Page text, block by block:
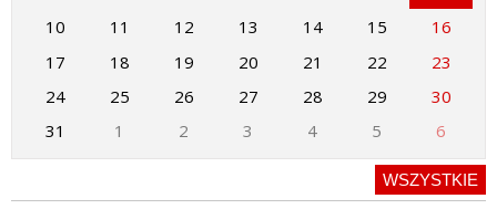
10
11 12 13 14 15
16
17
18 19 20 21 22
23
24
25 26 27 28 29
30
31
1 2 3 4 5 6
WSZYSTKIE